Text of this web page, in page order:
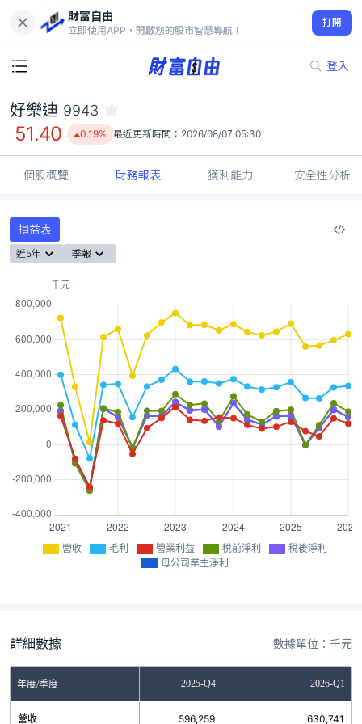
財富自由
立即使用APP，開啟您的股市智慧導航！
打開
登入
51.40
0.19%
好樂迪 9943
51.40 0.19% 最近更新時間： 2026/08/07 05:30
個股概覽 財務報表 獲利能力 安全性分析
損益表
近5年 季報
營收 毛利 營業利益 稅前淨利
稅後淨利
母公司業主淨利
詳細數據 數據單位：千元
年度/季度2025-Q3 2025-Q4 2026-Q1
營收 596,259 630,741